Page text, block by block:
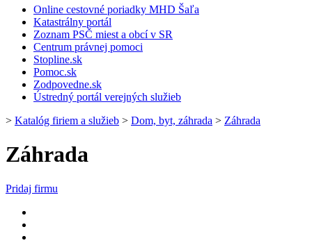
Online cestovné poriadky MHD Šaľa
Katastrálny portál
Zoznam PSČ miest a obcí v SR
Centrum právnej pomoci
Stopline.sk
Pomoc.sk
Zodpovedne.sk
Ústredný portál verejných služieb
> Katalóg firiem a služieb > Dom, byt, záhrada > Záhrada
Záhrada
Pridaj firmu